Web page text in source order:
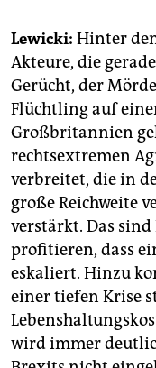
Lewicki: Hinter
Akteure, die
Gerücht, der
Flüchtling auf
Großbritannien
rechtsextremen
verbreitet, die in
große Reichweite
verstärkt. Das
profitieren, dass
eskaliert. Hinzu
einer tiefen Krise
wird immer